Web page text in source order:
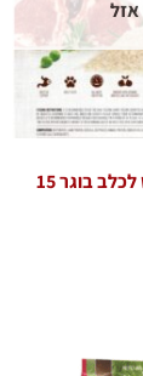
באסטר פרמיום כבש לכלב בוגר 15